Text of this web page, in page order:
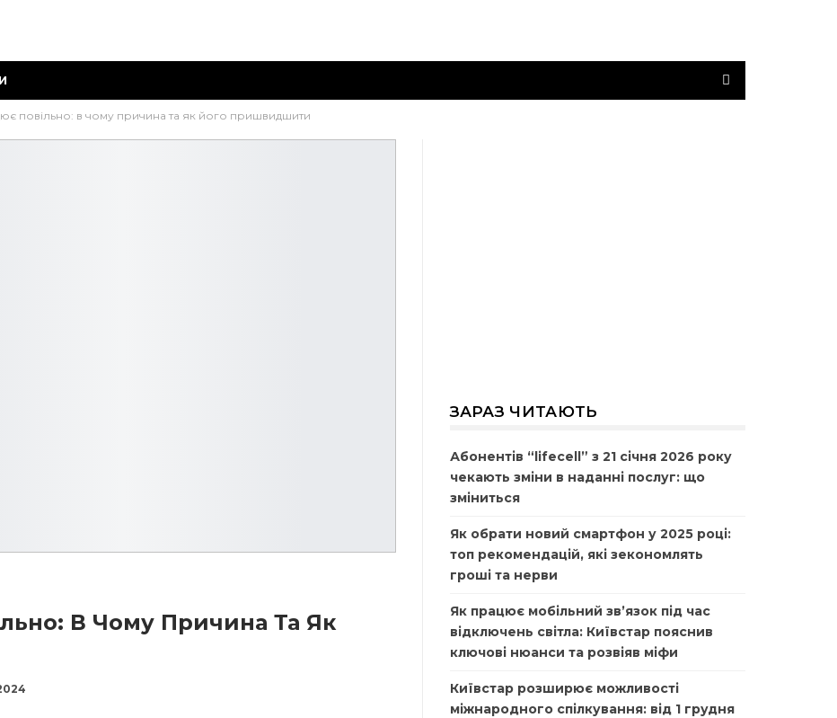
повільно: в чому причина та як його пришвидшити
В Чому Причина Та Як
ЗАРАЗ ЧИТАЮТЬ
Абонентів “lifecell” з 21 січня 2026 року
чекають зміни в наданні послуг: що
зміниться
Як обрати новий смартфон у 2025 році:
топ рекомендацій, які зекономлять
гроші та нерви
Як працює мобільний зв’язок під час
відключень світла: Київстар пояснив
ключові нюанси та розвіяв міфи
Київстар розширює можливості
міжнародного спілкування: від 1 грудня